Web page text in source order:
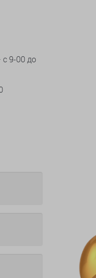
9-00 до